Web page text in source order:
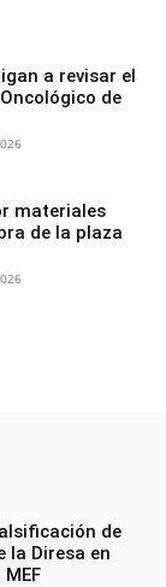
a revisar el
de
materiales
de la plaza
de
la Diresa en